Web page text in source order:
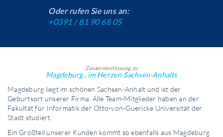
Oder rufen Sie uns an:
+0391 / 81 90 68 05
Zusammenfassung zu
Magdeburg , im Herzen Sachsen-Anhalts
Magdeburg liegt im schönen Sachsen-Anhalt und ist der
Geburtsort unserer Firma. Alle Team-Mitglieder haben an der
Fakultät für Informatik der Otto-von-Guericke Universität der
Stadt studiert.
Ein Großteil unserer Kunden kommt so ebenfalls aus Magdeburg.